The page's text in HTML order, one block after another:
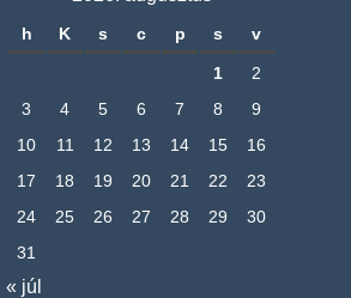
h K s c p s v
1
2
3
4 5 6 7 8
9
10
11 12 13 14 15
16
17
18 19 20 21 22
23
24
25 26 27 28 29
30
31
« júl